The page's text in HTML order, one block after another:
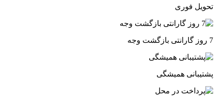
تحویل فوری
7 روز گارانتی بازگشت وجه
پشتیبانی همیشگی